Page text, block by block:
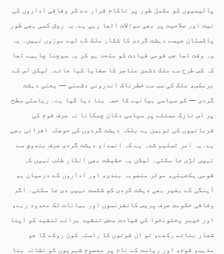
پالیسیوں کو مکمل طور پر ناکام قرار دے کر وفاقی اداروں کی
نیت اور صلاحیت پر بھی سوالات اٹھا رہی ہے۔یہ روش کسی بھی طور
پاکستان جیسے دہشت گردی کا شکار ملک کے لیے موزوں نہیں۔ یہ
وہ وقت تھا جب قومی قیادت کو متحد ہو کر یہ سوچنا چاہیے تھا
کہ کس طرح سے ملک دشمن عناصر کا صفایا کیا جائے۔ لیکن اس کے
برعکس، ملک کی سب سے خطرناک اندرونی دشمنی — یعنی دہشت
گردی — کو سیاسی بیانیے کا حصہ بنا دیا گیا ہے۔ ریاستی سطح
پر اس نازک مسئلے پر سیاسی دکان چمکانا نہ صرف قوم کی
قربانیوں کی توہین ہے بلکہ دہشت گردوں کی حوصلہ افزائی بھی
ہے۔یہ امر تسلیم شدہ ہے کہ انسدادِ دہشت گردی صرف بندوق سے
نہیں لڑی جا سکتی۔ لیکن یہ حقیقت بھی انکار طلب نہیں کہ
قومی یکجہتی، موثر منصوبہ بندی، اور اداروں کے درمیان ہم
آہنگی کے بغیر بھی دہشت گردی کو شکست نہیں دی جا سکتی۔ اگر
وفاقی حکومت صرف پریس کانفرنسوں اور بیانات تک محدود رہے،
اور خیبر پختونخوا کی قیادت محض تنقید برائے تنقید کو اپنا
شعار بنائے رکھے، تو ان قوتوں کا راستہ کون روکے گا جو
مذہب، قوم، اور ریاست کے نام پر معصوم شہریوں کو نشانہ بنا